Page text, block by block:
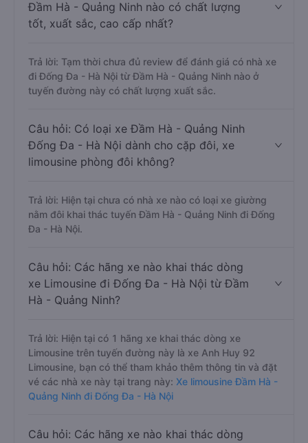
Đầm Hà - Quảng Ninh nào có chất lượng
tốt, xuất sắc, cao cấp nhất?
Trả lời: Tạm thời chưa đủ review để đánh giá có nhà xe
đi Đống Đa - Hà Nội từ Đầm Hà - Quảng Ninh nào ở
tuyến đường này có chất lượng xuất sắc.
Câu hỏi: Có loại xe Đầm Hà - Quảng Ninh
Đống Đa - Hà Nội dành cho cặp đôi, xe
limousine phòng đôi không?
Trả lời: Hiện tại chưa có nhà xe nào có loại xe giường
nằm đôi khai thác tuyến Đầm Hà - Quảng Ninh đi Đống
Đa - Hà Nội.
Câu hỏi: Các hãng xe nào khai thác dòng
xe Limousine đi Đống Đa - Hà Nội từ Đầm
Hà - Quảng Ninh?
Trả lời: Hiện tại có 1 hãng xe khai thác dòng xe
Limousine trên tuyến đường này là xe Anh Huy 92
Limousine, bạn có thể tham khảo thêm thông tin và đặt
vé các nhà xe này tại trang này: Xe limousine Đầm Hà -
Quảng Ninh đi Đống Đa - Hà Nội
Câu hỏi: Các hãng xe nào khai thác dòng